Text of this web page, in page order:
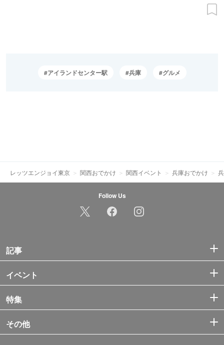
アイランドセンター駅 兵庫 グルメ
レッツエンジョイ東京 関西おでかけ 関西イベント 兵庫おでかけ
Follow Us
記事
イベント
特集
その他